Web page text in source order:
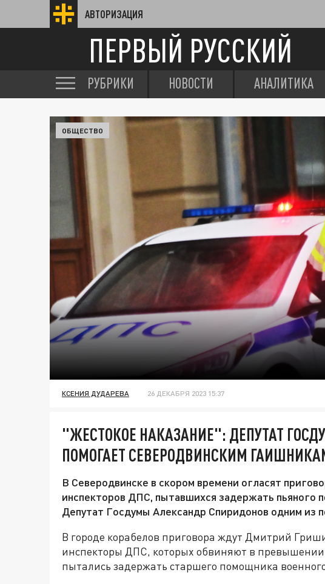
АВТОРИЗАЦИЯ
ПЕРВЫЙ РУССКИЙ
РУБРИКИ НОВОСТИ АНАЛИТИКА
ОБЩЕСТВО
КСЕНИЯ ДУДАРЕВА 26 ДЕКАБРЯ 2023 15:37
"ЖЕСТОКОЕ НАКАЗАНИЕ": ДЕПУТАТ
ПОМОГАЕТ СЕВЕРОДВИНСКИМ
В Северодвинске в скором времени огласят
инспекторов ДПС, пытавшихся задержать пьяного
Депутат Госдумы Александр Спиридонов одним из
В городе корабелов приговора ждут Дмитрий
инспекторы ДПС, которых обвиняют в
пытались задержать старшего помощника